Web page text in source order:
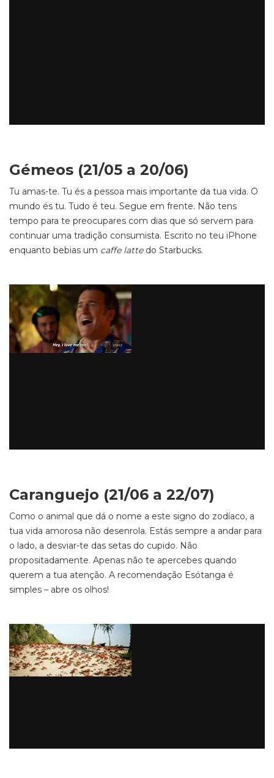
Gémeos (21/05 a 20/06)
Tu amas-te. Tu és a pessoa mais importante da tua vida. O
mundo és tu. Tudo é teu. Segue em frente. Não tens
tempo para te preocupares com dias que só servem para
continuar uma tradição consumista. Escrito no teu iPhone
enquanto bebias um caffe lattedo Starbucks.
Caranguejo (21/06 a 22/07)
Como o animal que dá o nome a este signo do zodíaco, a
tua vida amorosa não desenrola. Estás sempre a andar para
o lado, a desviar-te das setas do cupido. Não
propositadamente. Apenas não te apercebes quando
querem a tua atenção. A recomendação Esótanga é
simples – abre os olhos!